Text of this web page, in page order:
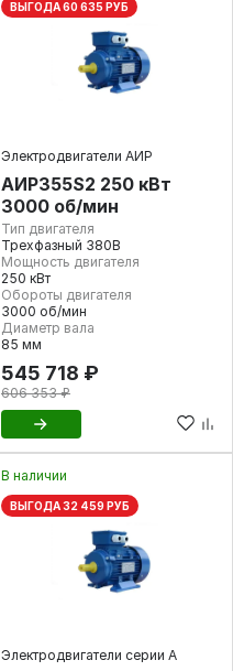
ВЫГОДА 60 635 РУБ
Электродвигатели АИР
АИР355S2 250 кВт
3000 об/мин
Тип двигателя
Трехфазный 380В
Мощность двигателя
250 кВт
Обороты двигателя
3000 об/мин
Диаметр вала
85 мм
545 718 ₽
606 353 ₽
В наличии
ВЫГОДА 32 459 РУБ
Электродвигатели серии А